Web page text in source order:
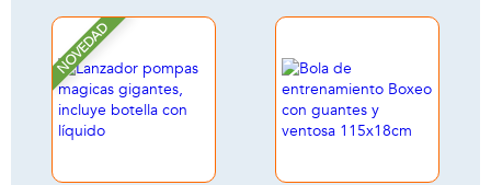
NOVEDAD